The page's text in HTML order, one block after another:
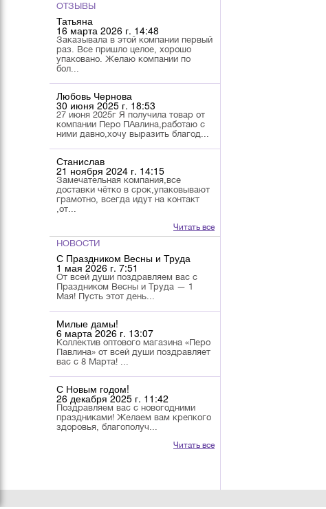
ОТЗЫВЫ
Татьяна
16 марта 2026 г. 14:48
Заказывала в этой компании первый
раз. Все пришло целое, хорошо
упаковано. Желаю компании по
бол...
Любовь Чернова
30 июня 2025 г. 18:53
27 июня 2025г Я получила товар от
компании Перо ПАвлина,работаю с
ними давно,хочу выразить благод...
Станислав
21 ноября 2024 г. 14:15
Замечательная компания,все
доставки чётко в срок,упаковывают
грамотно, всегда идут на контакт
,от...
Читать все
НОВОСТИ
С Праздником Весны и Труда
1 мая 2026 г. 7:51
От всей души поздравляем вас с
Праздником Весны и Труда — 1
Мая! Пусть этот день...
Милые дамы!
6 марта 2026 г. 13:07
Коллектив оптового магазина «Перо
Павлина» от всей души поздравляет
вас с 8 Марта! ...
С Новым годом!
26 декабря 2025 г. 11:42
Поздравляем вас с новогодними
праздниками! Желаем вам крепкого
здоровья, благополуч...
Читать все